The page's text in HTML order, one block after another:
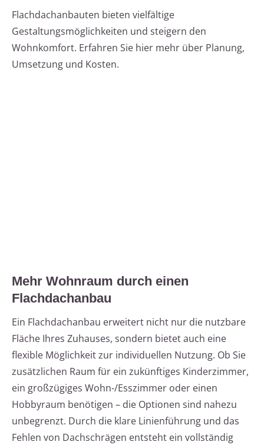
Flachdachanbauten bieten vielfältige
Gestaltungsmöglichkeiten und steigern den
Wohnkomfort. Erfahren Sie hier mehr über Planung,
Umsetzung und Kosten.
Mehr Wohnraum durch einen
Flachdachanbau
Ein Flachdachanbau erweitert nicht nur die nutzbare
Fläche Ihres Zuhauses, sondern bietet auch eine
flexible Möglichkeit zur individuellen Nutzung. Ob Sie
zusätzlichen Raum für ein zukünftiges Kinderzimmer,
ein großzügiges Wohn-/Esszimmer oder einen
Hobbyraum benötigen – die Optionen sind nahezu
unbegrenzt. Durch die klare Linienführung und das
Fehlen von Dachschrägen entsteht ein vollständig